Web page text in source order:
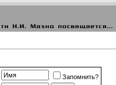
Запомнить?